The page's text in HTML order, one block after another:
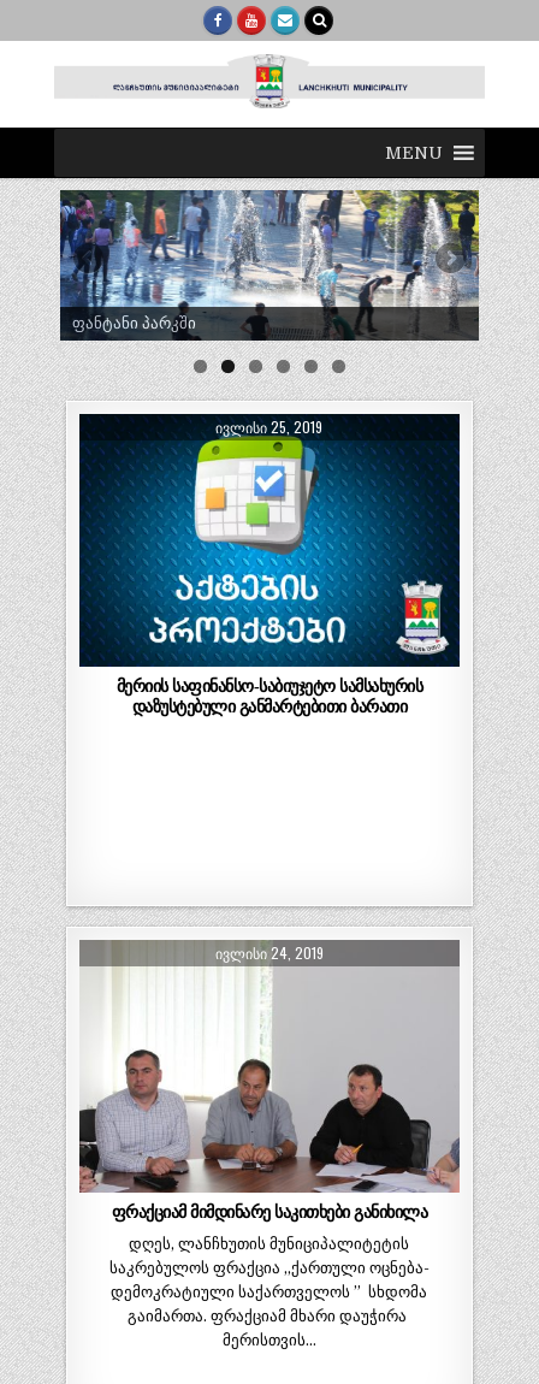
MENU
ტრადიციული ლელობურთი შუხუთში
ᲘᲕᲚᲘᲡᲘ 25, 2019
მერიის საფინანსო-საბიუჯეტო სამსახურის
დაზუსტებული განმარტებითი ბარათი
ᲘᲕᲚᲘᲡᲘ 24, 2019
ფრაქციამ მიმდინარე საკითხები განიხილა
დღეს, ლანჩხუთის მუნიციპალიტეტის
საკრებულოს ფრაქცია ,,ქართული ოცნება-
დემოკრატიული საქართველოს ” სხდომა
გაიმართა. ფრაქციამ მხარი დაუჭირა
მერისთვის…